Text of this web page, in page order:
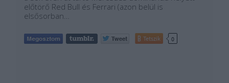
előtörő Red Bull és Ferrari (azon belül is
elsősorban…
Tetszik 0